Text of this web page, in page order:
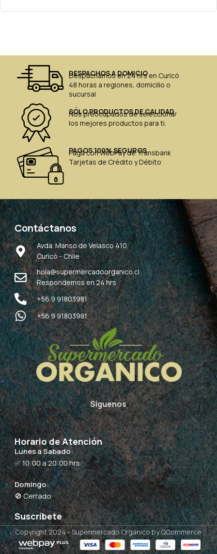
DESPACHOS A DOMICIO
Despachamos en 24 hrs en Curicó
48 horas a regiones, domicilio o
sucursal
SÓLO PRODUCTOS DE CALIDAD
Nos preocupados de seleccionar
los mejores productos para ti.
PAGOS 100% SEGUROS
Paga con WebPay de Transbank
Tarjetas de Crédito y Débito
Contáctanos
Avda. Manso de Velasco 410,
Curicó - Chile
hola@supermercadoorganico.cl
Respondemos en 24 hrs
+56 9 91803981
+56 9 91803981
Síguenos
Horario de Atención
Lunes a Sabado:
✅ 10:00 a 20:00 hrs.
Domingo:
🚫 Cerrado
Suscríbete
Copyright 2024 -Supermercado Orgánico by QCommerce